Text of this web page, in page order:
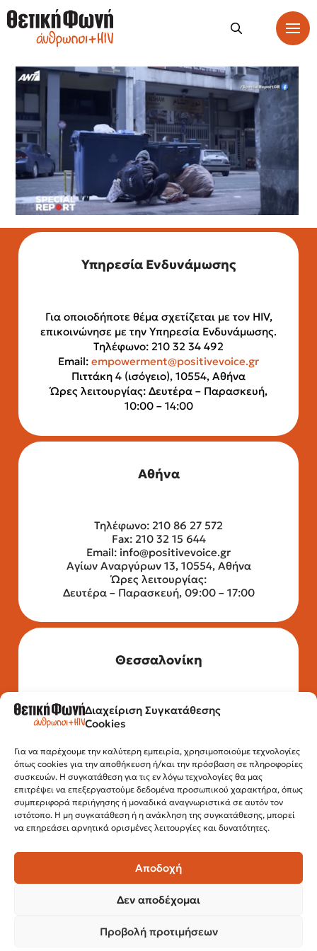
Διαχείριση Συγκατάθεσης
Cookies
Για να παρέχουμε την καλύτερη εμπειρία, χρησιμοποιούμε τεχνολογίες
όπως cookies για την αποθήκευση ή/και την πρόσβαση σε πληροφορίες
συσκευών. Η συγκατάθεση για τις εν λόγω τεχνολογίες θα μας
επιτρέψει να επεξεργαστούμε δεδομένα προσωπικού χαρακτήρα, όπως
συμπεριφορά περιήγησης ή μοναδικά αναγνωριστικά σε αυτόν τον
ιστότοπο. Η μη συγκατάθεση ή η ανάκληση της συγκατάθεσης, μπορεί
να επηρεάσει αρνητικά ορισμένες λειτουργίες και δυνατότητες.
Αποδοχή
Δεν αποδέχομαι
Προβολή προτιμήσεων
Υπηρεσία Ενδυνάμωσης
Για οποιοδήποτε θέμα σχετίζεται με τον HIV,
επικοινώνησε με την Υπηρεσία Ενδυνάμωσης.
Τηλέφωνο: 210 32 34 492
Email: empowerment@positivevoice.gr
Πιττάκη 4 (ισόγειο), 10554, Αθήνα
Ώρες λειτουργίας: Δευτέρα – Παρασκευή,
10:00 – 14:00
Αθήνα
Τηλέφωνο: 210 86 27 572
Fax: 210 32 15 644
Email: info@positivevoice.gr
Αγίων Αναργύρων 13, 10554, Αθήνα
Ώρες λειτουργίας:
Δευτέρα – Παρασκευή, 09:00 – 17:00
Θεσσαλονίκη
Τηλέφωνο: 2315 525 020
Fax: 210 32 15 644
Εγνατίας 112, 3ος όροφος, 54622,
Θεσσαλονίκη
Ώρες λειτουργίας:
Δευτέρα – Παρασκευή, 10:00 –14:00